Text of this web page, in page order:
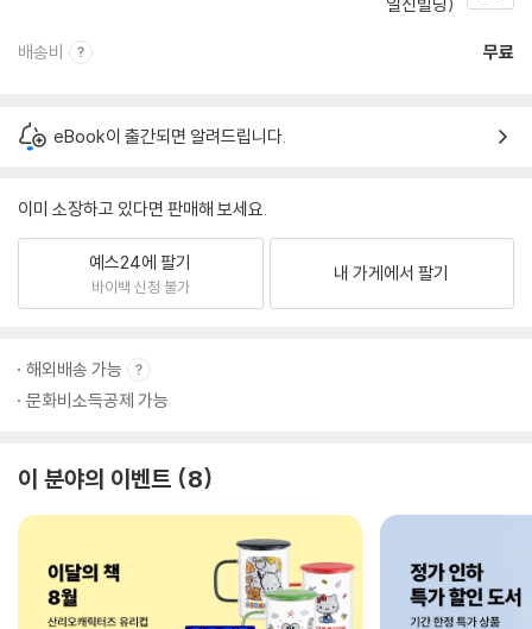
배송비 무료
eBook이 출간되면 알려드립니다.
이미 소장하고 있다면 판매해 보세요.
예스24에 팔기
바이백 신청 불가
내 가게에서 팔기
해외배송 가능
문화비소득공제 가능
이 분야의 이벤트 8